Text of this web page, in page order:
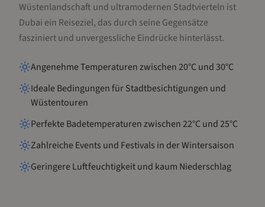
Wüstenlandschaft und ultramodernen Stadtvierteln ist
Dubai ein Reiseziel, das durch seine Gegensätze
fasziniert und unvergessliche Eindrücke hinterlässt.
Angenehme Temperaturen zwischen 20°C und 30°C
Ideale Bedingungen für Stadtbesichtigungen und
Wüstentouren
Perfekte Badetemperaturen zwischen 22°C und 25°C
Zahlreiche Events und Festivals in der Wintersaison
Geringere Luftfeuchtigkeit und kaum Niederschlag